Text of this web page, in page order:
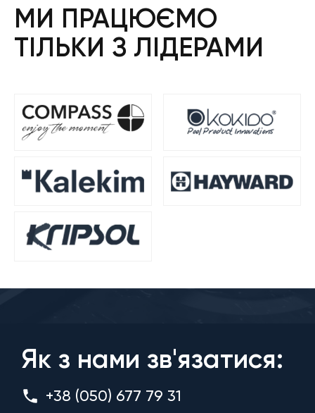
МИ ПРАЦЮЄМО
ТІЛЬКИ З ЛІДЕРАМИ
Як з нами зв'язатися:
+38 (050) 677 79 31